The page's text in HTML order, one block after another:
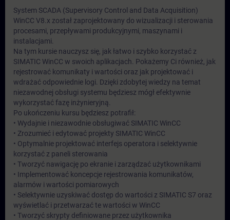
System SCADA (Supervisory Control and Data Acquisition)
WinCC V8.x został zaprojektowany do wizualizacji i sterowania
procesami, przepływami produkcyjnymi, maszynami i
instalacjami.
Na tym kursie nauczysz się, jak łatwo i szybko korzystać z
SIMATIC WinCC w swoich aplikacjach. Pokażemy Ci również, jak
rejestrować komunikaty i wartości oraz jak projektować i
wdrażać odpowiednie logi. Dzięki zdobytej wiedzy na temat
niezawodnej obsługi systemu będziesz mógł efektywnie
wykorzystać fazę inżynieryjną.
Po ukończeniu kursu będziesz potrafił:
• Wydajnie i niezawodnie obsługiwać SIMATIC WinCC
• Zrozumieć i edytować projekty SIMATIC WinCC
• Optymalnie projektować interfejs operatora i selektywnie
korzystać z paneli sterowania
• Tworzyć nawigację po ekranie i zarządzać użytkownikami
• Implementować koncepcje rejestrowania komunikatów,
alarmów i wartości pomiarowych
• Selektywnie uzyskiwać dostęp do wartości z SIMATIC S7 oraz
wyświetlać i przetwarzać te wartości w WinCC
• Tworzyć skrypty definiowane przez użytkownika